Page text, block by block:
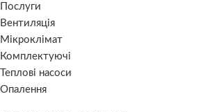
Послуги
Вентиляція
Мікроклімат
Комплектуючі
Теплові насоси
Опалення